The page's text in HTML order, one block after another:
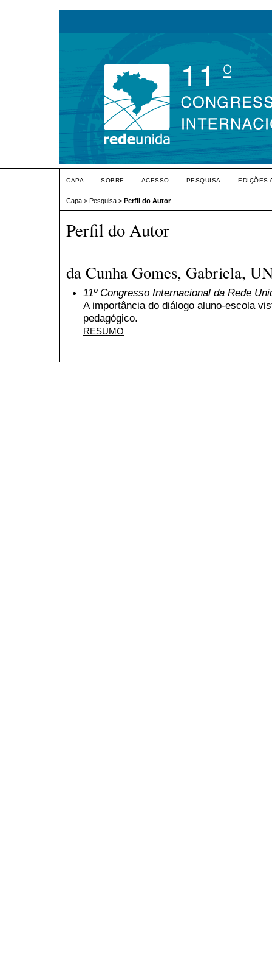
CAPA SOBRE ACESSO PESQUISA EDIÇÕES
Capa > Pesquisa > Perfil do Autor
Perfil do Autor
da Cunha Gomes, Gabriela,
11º Congresso Internacional da Rede
A importância do diálogo aluno-escola
pedagógico.
RESUMO